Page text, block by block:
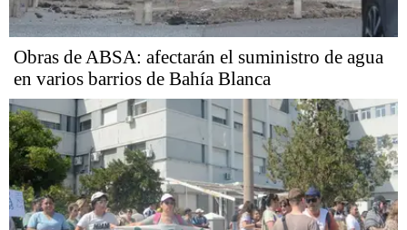
Obras de ABSA: afectarán el suministro de agua
en varios barrios de Bahía Blanca